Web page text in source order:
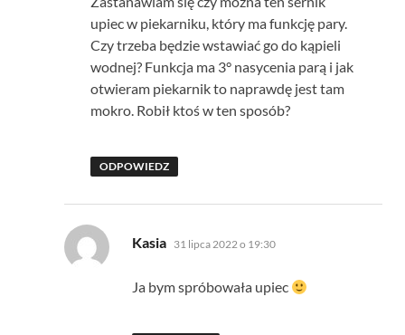
upiec w piekarniku, który ma funkcję pary.
Czy trzeba będzie wstawiać go do kąpieli
wodnej? Funkcja ma 3° nasycenia parą i jak
otwieram piekarnik to naprawdę jest tam
mokro. Robił ktoś w ten sposób?
ODPOWIEDZ
Kasia pisze:
31 lipca 2022 o 19:30
Ja bym spróbowała upiec